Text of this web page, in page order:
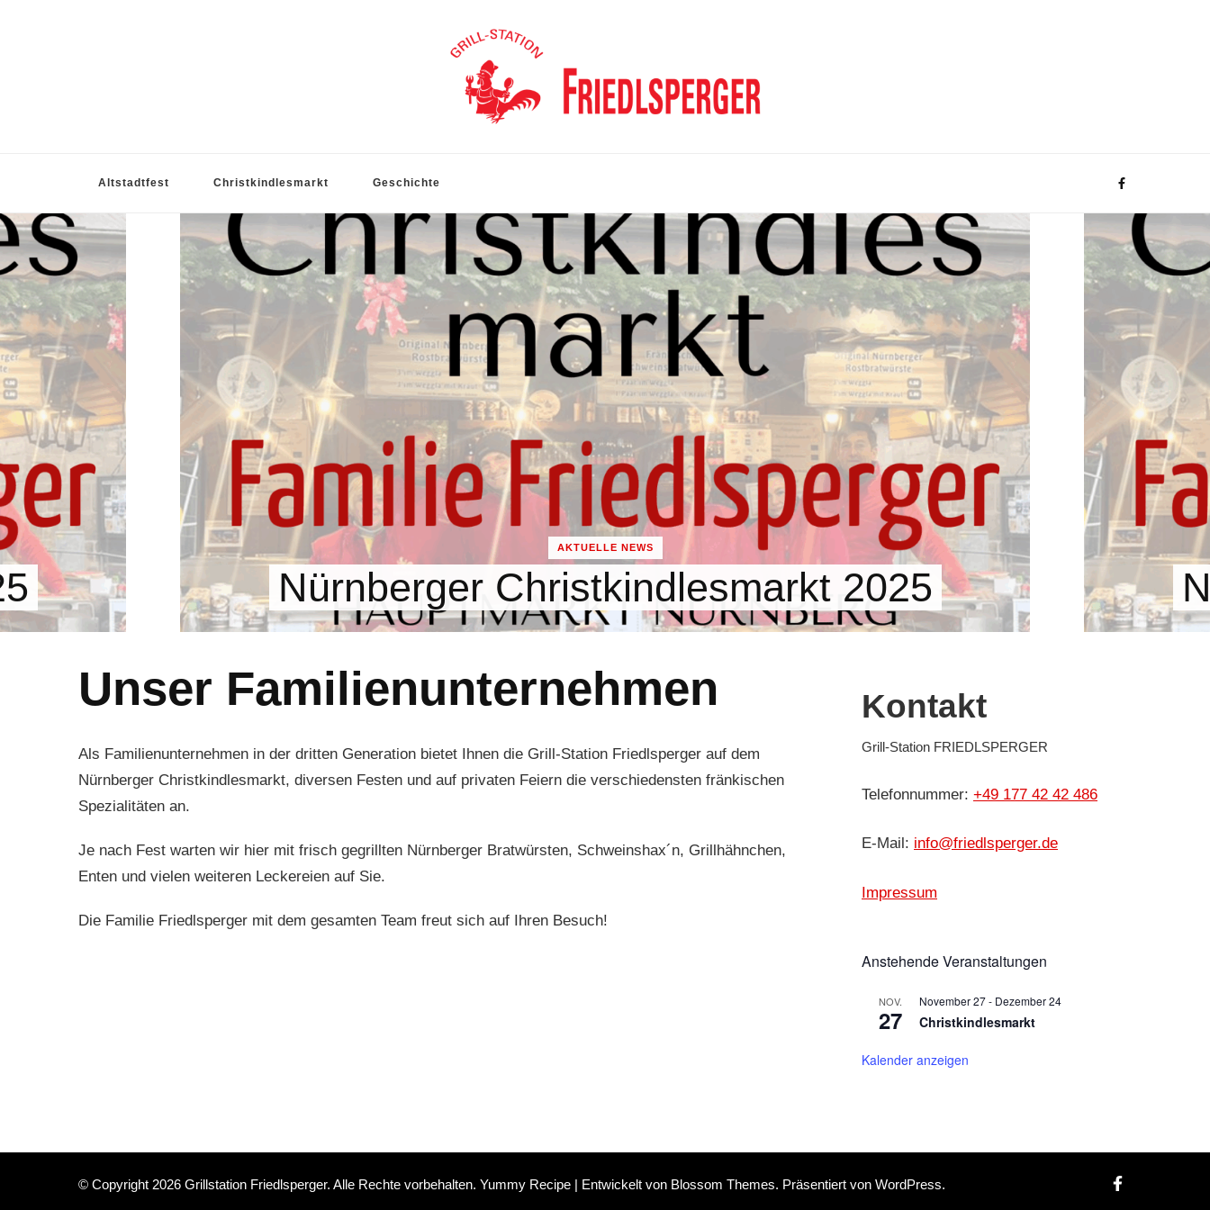
Altstadtfest Christkindlesmarkt Geschichte
AKTUELLE NEWS
Nürnberger Christkindlesmarkt 2025
Unser Familienunternehmen
Als Familienunternehmen in der dritten Generation bietet Ihnen die Grill-Station Friedlsperger auf dem
Nürnberger Christkindlesmarkt, diversen Festen und auf privaten Feiern die verschiedensten fränkischen
Spezialitäten an.
Je nach Fest warten wir hier mit frisch gegrillten Nürnberger Bratwürsten, Schweinshax´n, Grillhähnchen,
Enten und vielen weiteren Leckereien auf Sie.
Die Familie Friedlsperger mit dem gesamten Team freut sich auf Ihren Besuch!
Kontakt
Grill-Station FRIEDLSPERGER
Telefonnummer: +49 177 42 42 486
E-Mail: info@friedlsperger.de
Impressum
Anstehende Veranstaltungen
NOV.
27
November 27- Dezember 24
Christkindlesmarkt
Kalender anzeigen
© Copyright 2026 Grillstation Friedlsperger. Alle Rechte vorbehalten. Yummy Recipe | Entwickelt von Blossom Themes. Präsentiert von WordPress.